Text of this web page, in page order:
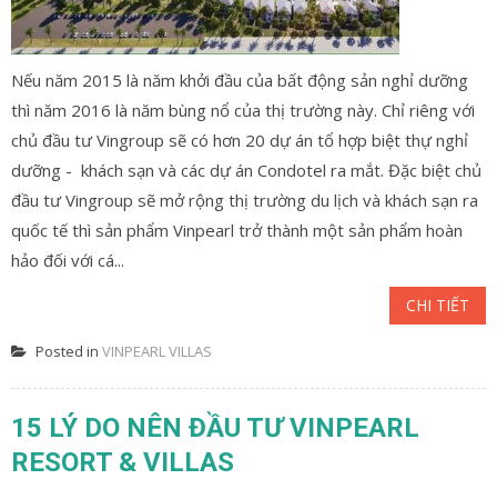
Nếu năm 2015 là năm khởi đầu của bất động sản nghỉ dưỡng
thì năm 2016 là năm bùng nổ của thị trường này. Chỉ riêng với
chủ đầu tư Vingroup sẽ có hơn 20 dự án tổ hợp biệt thự nghỉ
dưỡng - khách sạn và các dự án Condotel ra mắt. Đặc biệt chủ
đầu tư Vingroup sẽ mở rộng thị trường du lịch và khách sạn ra
quốc tế thì sản phẩm Vinpearl trở thành một sản phẩm hoàn
hảo đối với cá...
CHI TIẾT
Posted in VINPEARL VILLAS
15 LÝ DO NÊN ĐẦU TƯ VINPEARL
RESORT & VILLAS